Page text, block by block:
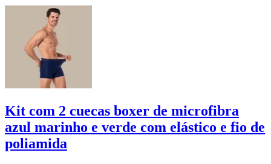
Kit com 2 cuecas boxer de microfibra
azul marinho e verde com elástico e fio de
poliamida